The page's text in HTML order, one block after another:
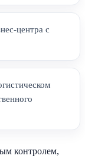
центра с
контролем,